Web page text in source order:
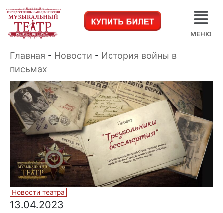
МЕНЮ
Главная - Новости - История войны в
письмах
Новости театра
13.04.2023